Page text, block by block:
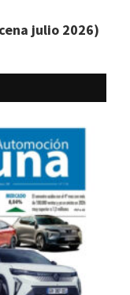
julio 2026)